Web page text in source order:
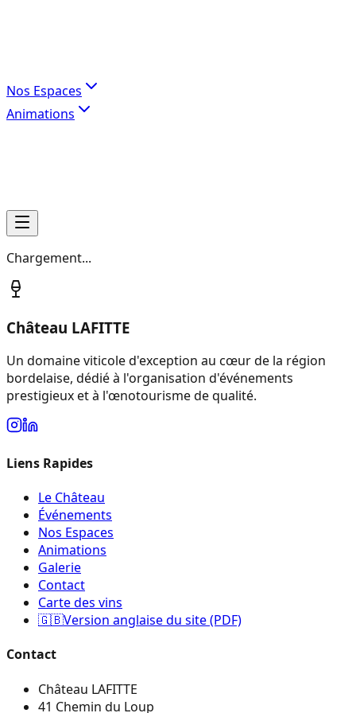
Nos Espaces
Animations
Chargement...
Château LAFITTE
Un domaine viticole d'exception au cœur de la région
bordelaise, dédié à l'organisation d'événements
prestigieux et à l'œnotourisme de qualité.
Liens Rapides
Le Château
Événements
Nos Espaces
Animations
Galerie
Contact
Carte des vins
🇬🇧Version anglaise du site (PDF)
Contact
Château LAFITTE
41 Chemin du Loup